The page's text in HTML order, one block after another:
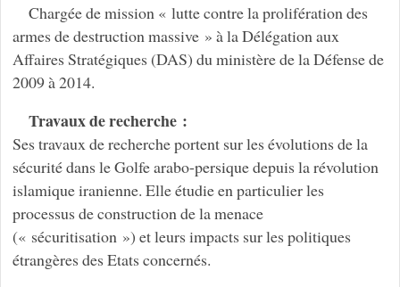
Chargée de mission « lutte contre la prolifération des
armes de destruction massive » à la Délégation aux
Affaires Stratégiques (DAS) du ministère de la Défense de
2009 à 2014.
Travaux de recherche :
Ses travaux de recherche portent sur les évolutions de la
sécurité dans le Golfe arabo-persique depuis la révolution
islamique iranienne. Elle étudie en particulier les
processus de construction de la menace
(« sécuritisation ») et leurs impacts sur les politiques
étrangères des Etats concernés.